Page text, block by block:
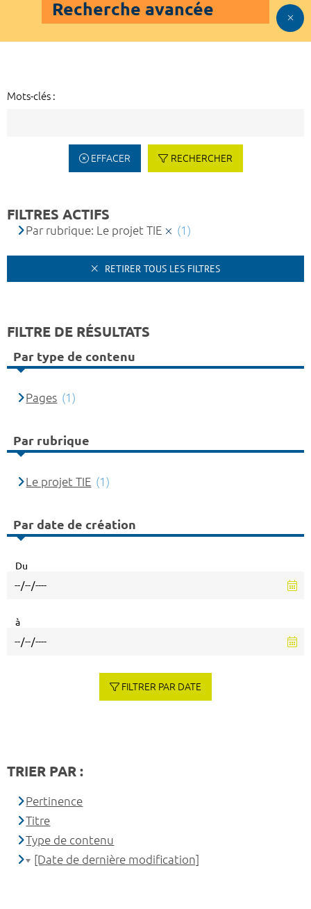
Recherche avancée
Mots-clés :
EFFACER RECHERCHER
FILTRES ACTIFS
Par rubrique: Le projet TIE (1)
RETIRER TOUS LES FILTRES
FILTRE DE RÉSULTATS
Par type de contenu
Pages (1)
Par rubrique
Le projet TIE (1)
Par date de création
Du
à
FILTRER PAR DATE
TRIER PAR :
Pertinence
Titre
Type de contenu
[Date de dernière modification]